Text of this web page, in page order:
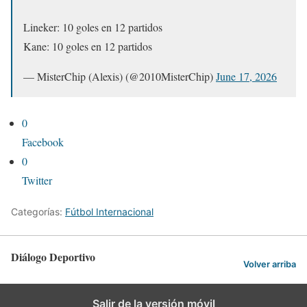
Lineker: 10 goles en 12 partidos
Kane: 10 goles en 12 partidos
— MisterChip (Alexis) (@2010MisterChip)June 17, 2026
0
Facebook
0
Twitter
Categorías: Fútbol Internacional
Diálogo Deportivo Volver arriba
Salir de la versión móvil